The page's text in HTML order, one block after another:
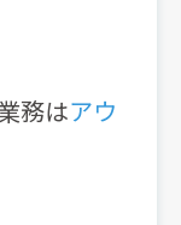
務はアウ